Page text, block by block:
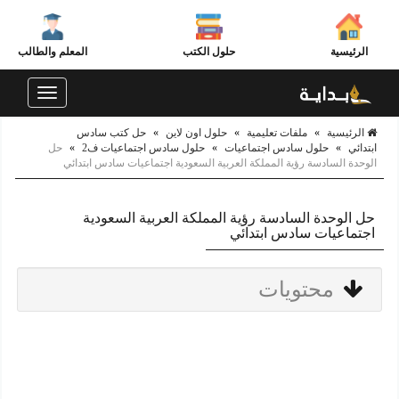
الرئيسية حلول الكتب المعلم والطالب
Toggle
الرئيسية » ملفات تعليمية » حلول اون لاين » حل كتب سادس
ابتدائي » حلول سادس اجتماعيات » حلول سادس اجتماعيات ف2 » حل
الوحدة السادسة رؤية المملكة العربية السعودية اجتماعيات سادس ابتدائي
حل الوحدة السادسة رؤية المملكة العربية السعودية
اجتماعيات سادس ابتدائي
محتويات